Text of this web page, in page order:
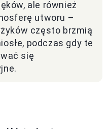
ale również
utworu –
często brzmią
podczas gdy te
się